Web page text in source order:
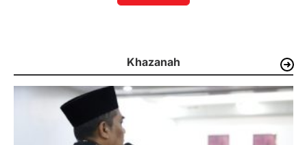
Khazanah